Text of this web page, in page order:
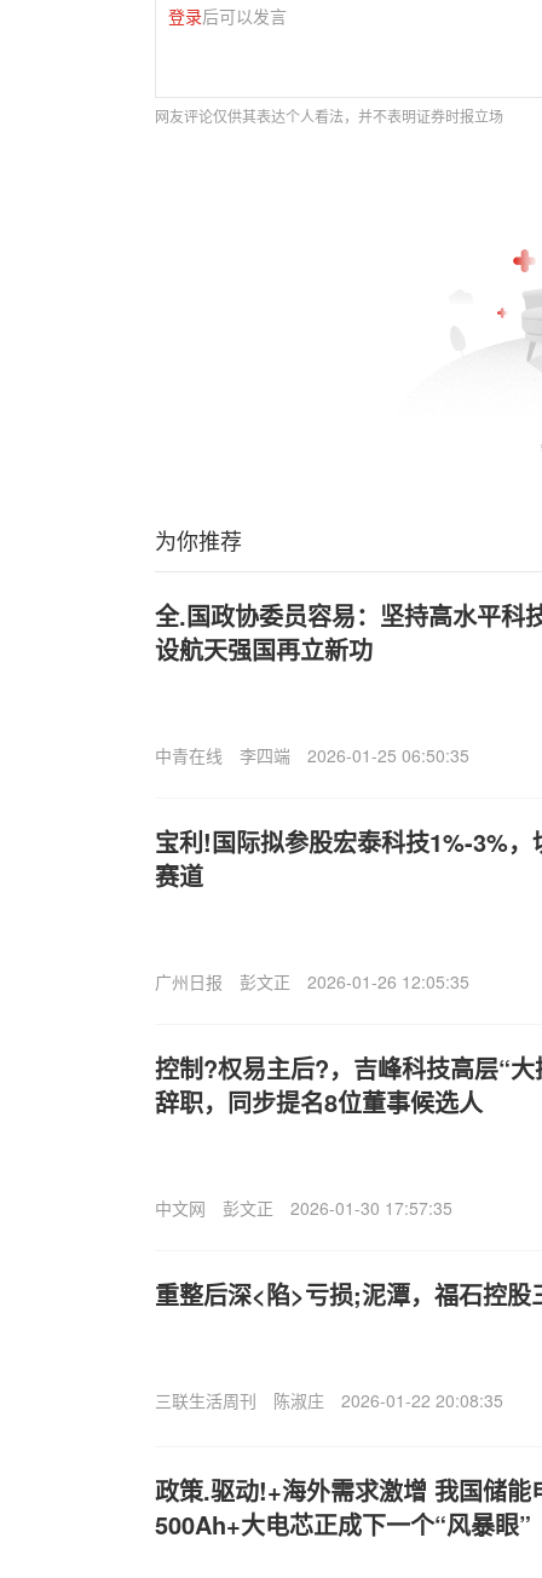
登录后可以发言
网友评论仅供其表达个人看法，并不表明证券时报立场
为你推荐
全.国政协委员容易：坚持高水平科
设航天强国再立新功
中青在线 李四端 2026-01-25 06:50:35
宝利!国际拟参股宏泰科技1%-3%
赛道
广州日报 彭文正 2026-01-26 12:05:35
控制?权易主后?，吉峰科技高层“
辞职，同步提名8位董事候选人
中文网 彭文正 2026-01-30 17:57:35
重整后深<陷>亏损;泥潭，福石控
三联生活周刊 陈淑庄 2026-01-22 20:08:35
政策.驱动!+海外需求激增 我国储能
500Ah+大电芯正成下一个“风暴眼”